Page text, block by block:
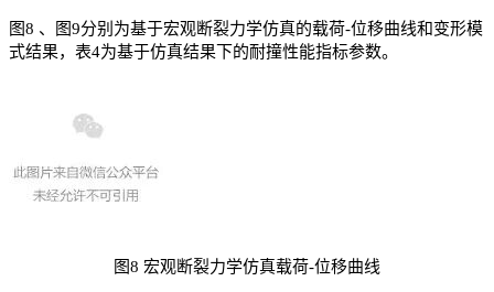
图8 、图9分别为基于宏观断裂力学仿真的载荷-位移曲线和变形模
式结果，表4为基于仿真结果下的耐撞性能指标参数。
图8 宏观断裂力学仿真载荷-位移曲线